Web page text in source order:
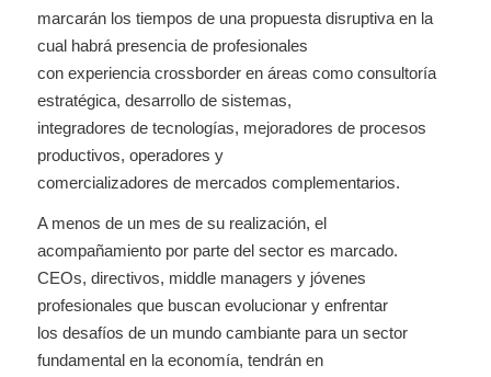
marcarán los tiempos de una propuesta disruptiva en la
cual habrá presencia de profesionales
con experiencia crossborder en áreas como consultoría
estratégica, desarrollo de sistemas,
integradores de tecnologías, mejoradores de procesos
productivos, operadores y
comercializadores de mercados complementarios.
A menos de un mes de su realización, el
acompañamiento por parte del sector es marcado.
CEOs, directivos, middle managers y jóvenes
profesionales que buscan evolucionar y enfrentar
los desafíos de un mundo cambiante para un sector
fundamental en la economía, tendrán en